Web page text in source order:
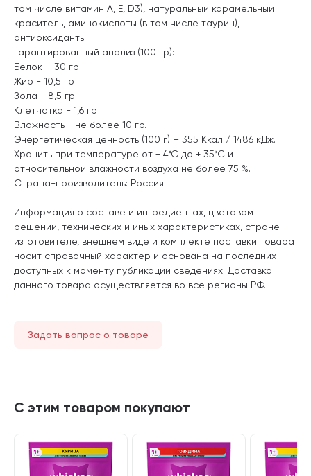
том числе витамин А, Е, D3), натуральный карамельный
краситель, аминокислоты (в том числе таурин),
антиоксиданты.
Гарантированный анализ (100 гр):
Белок – 30 гр
Жир - 10,5 гр
Зола - 8,5 гр
Клетчатка - 1,6 гр
Влажность - не более 10 гр.
Энергетическая ценность (100 г) – 355 Ккал / 1486 кДж.
Хранить при температуре от + 4*С до + 35*С и
относительной влажности воздуха не более 75 %.
Страна-производитель: Россия.
Информация о составе и ингредиентах, цветовом
решении, технических и иных характеристиках, стране-
изготовителе, внешнем виде и комплекте поставки товара
носит справочный характер и основана на последних
доступных к моменту публикации сведениях. Доставка
данного товара осуществляется во все регионы РФ.
Задать вопрос о товаре
С этим товаром покупают